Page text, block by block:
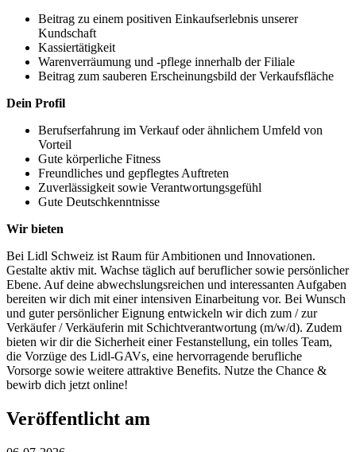
Beitrag zu einem positiven Einkaufserlebnis unserer
Kundschaft
Kassiertätigkeit
Warenverräumung und -pflege innerhalb der Filiale
Beitrag zum sauberen Erscheinungsbild der Verkaufsfläche
Dein Profil
Berufserfahrung im Verkauf oder ähnlichem Umfeld von
Vorteil
Gute körperliche Fitness
Freundliches und gepflegtes Auftreten
Zuverlässigkeit sowie Verantwortungsgefühl
Gute Deutschkenntnisse
Wir bieten
Bei Lidl Schweiz ist Raum für Ambitionen und Innovationen.
Gestalte aktiv mit. Wachse täglich auf beruflicher sowie persönlicher
Ebene. Auf deine abwechslungsreichen und interessanten Aufgaben
bereiten wir dich mit einer intensiven Einarbeitung vor. Bei Wunsch
und guter persönlicher Eignung entwickeln wir dich zum / zur
Verkäufer / Verkäuferin mit Schichtverantwortung (m/w/d). Zudem
bieten wir dir die Sicherheit einer Festanstellung, ein tolles Team,
die Vorzüge des Lidl-GAVs, eine hervorragende berufliche
Vorsorge sowie weitere attraktive Benefits. Nutze the Chance &
bewirb dich jetzt online!
Veröffentlicht am